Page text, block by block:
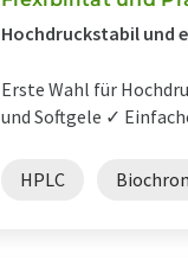
Hochdruckstabil und
Erste Wahl für
und Softgele ✓
HPLC